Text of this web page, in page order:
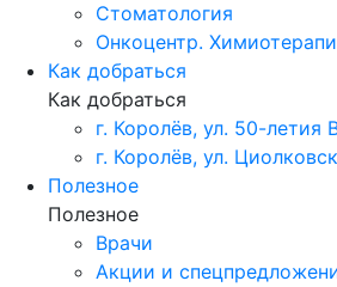
Стоматология
Онкоцентр.
Как добраться
Как добраться
г. Королёв, ул. 50-
г. Королёв, ул.
Полезное
Полезное
Врачи
Акции и